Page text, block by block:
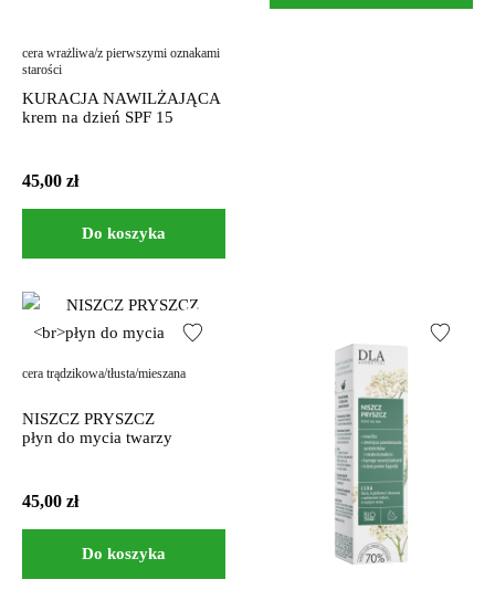
cera wrażliwa/z pierwszymi oznakami
starości
KURACJA NAWILŻAJĄCA
krem na dzień SPF 15
45,00 zł
Do koszyka
cera trądzikowa/tłusta/mieszana
NISZCZ PRYSZCZ
płyn do mycia twarzy
45,00 zł
Do koszyka